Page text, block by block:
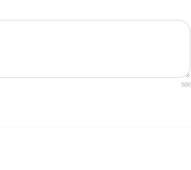
500